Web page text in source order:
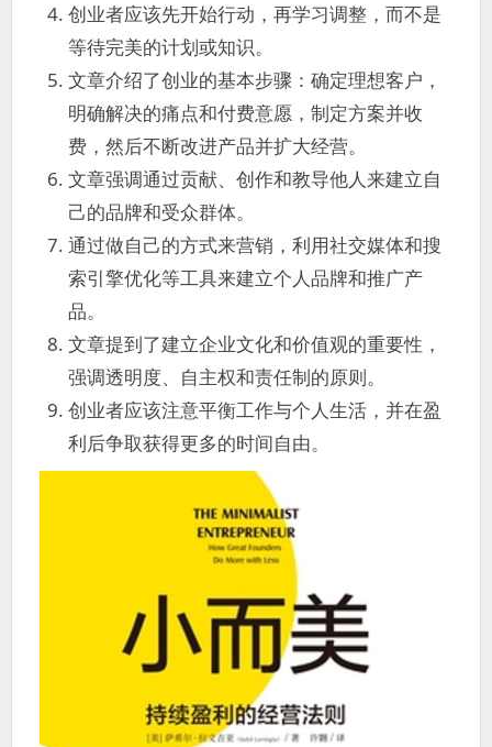
创业者应该先开始行动，再学习调整，而不是
等待完美的计划或知识。
文章介绍了创业的基本步骤：确定理想客户，
明确解决的痛点和付费意愿，制定方案并收
费，然后不断改进产品并扩大经营。
文章强调通过贡献、创作和教导他人来建立自
己的品牌和受众群体。
通过做自己的方式来营销，利用社交媒体和搜
索引擎优化等工具来建立个人品牌和推广产
品。
文章提到了建立企业文化和价值观的重要性，
强调透明度、自主权和责任制的原则。
创业者应该注意平衡工作与个人生活，并在盈
利后争取获得更多的时间自由。